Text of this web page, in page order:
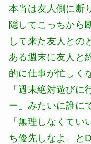
本当は友人側に断
隠してこっちから
して来た友人との
ある週末に友人と
的に仕事が忙しく
「週末絶対遊び
ー」みたいに誰に
「無理しなくてい
ち優先しなよ」と